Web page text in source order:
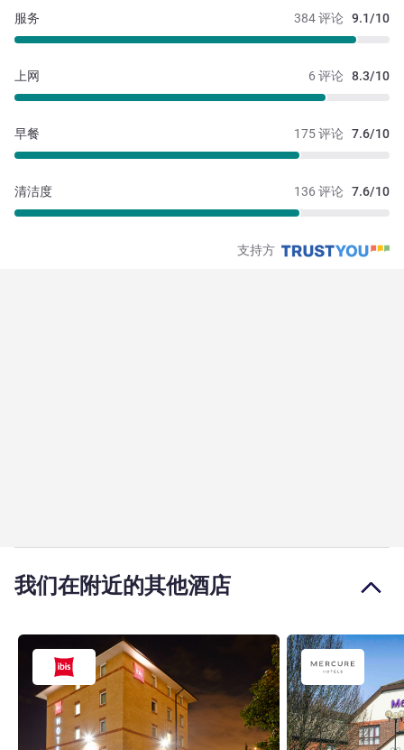
384 评论 9.1/10
服务
6 评论 8.3/10
上网
175 评论 7.6/10
早餐
136 评论 7.6/10
清洁度
支持方
我们在附近的其他酒店